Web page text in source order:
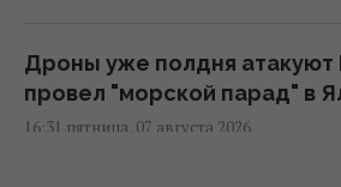
Дроны уже полдня атакуют
провел "морской парад" в
16:31 пятница, 07 августа 2026